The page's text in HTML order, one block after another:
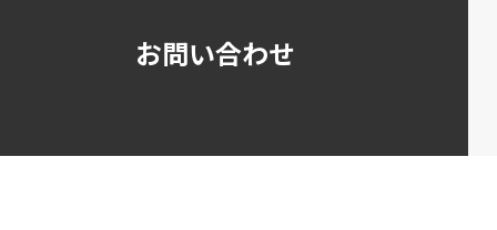
お問い合わせ